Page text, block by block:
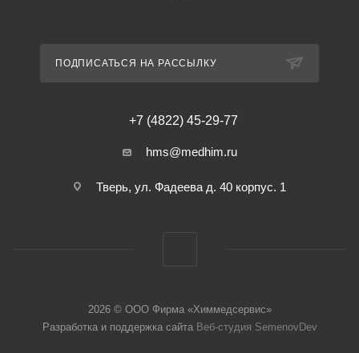
ПОДПИСАТЬСЯ НА РАССЫЛКУ
+7 (4822) 45-29-77
hms@medhim.ru
Тверь, ул. Фадеева д. 40 корпус. 1
2026 © ООО Фирма «Химмедсервис»
Разработка и поддержка сайта Веб-студия SemenovDev